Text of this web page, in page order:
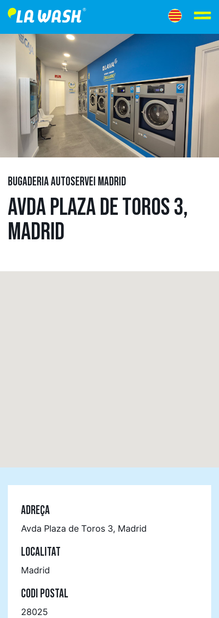
BUGADERIA AUTOSERVEI MADRID
AVDA PLAZA DE TOROS 3,
MADRID
ADREÇA
Avda Plaza de Toros 3, Madrid
LOCALITAT
Madrid
CODI POSTAL
28025